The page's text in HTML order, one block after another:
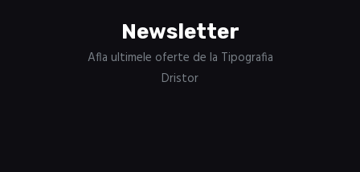
Newsletter
Afla ultimele oferte de la Tipografia
Dristor